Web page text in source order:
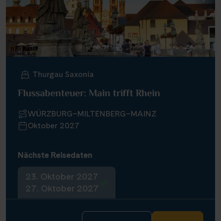
Thurgau Saxonia
Flussabenteuer: Main trifft Rhein
WÜRZBURG–MILTENBERG–MAINZ
Oktober 2027
Nächste Reisedaten
23. Oktober 2027
27. Oktober 2027